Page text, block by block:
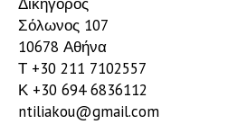
Σόλωνος 107
10678 Αθήνα
Τ +30 211 7102557
Κ +30 694 6836112
ntiliakou@gmail.com